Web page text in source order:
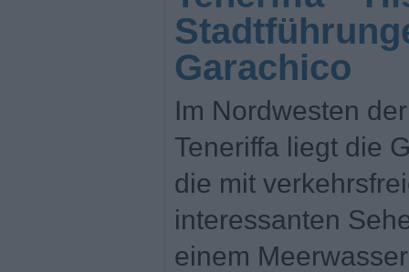
Garachico
Im Nordwesten
Teneriffa liegt die
die mit
interessanten
einem